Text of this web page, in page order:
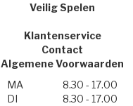
Veilig Spelen
Klantenservice
Contact
Algemene Voorwaarden
MA
8.30 - 17.00
DI
8.30 - 17.00